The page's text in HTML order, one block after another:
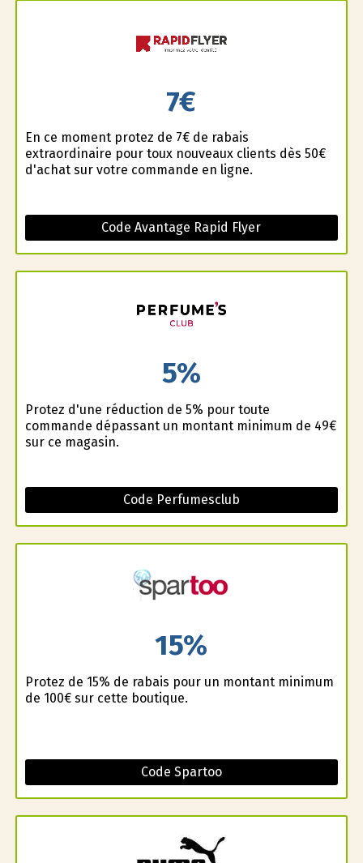
7€
En ce moment profitez de 7€ de rabais
extraordinaire pour toux nouveaux clients dès 50€
d'achat sur votre commande en ligne.
Code Avantage Rapid Flyer
5%
Profitez d'une réduction de 5% pour toute
commande dépassant un montant minimum de 49€
sur ce magasin.
Code Perfumesclub
15%
Profitez de 15% de rabais pour un montant minimum
de 100€ sur cette boutique.
Code Spartoo